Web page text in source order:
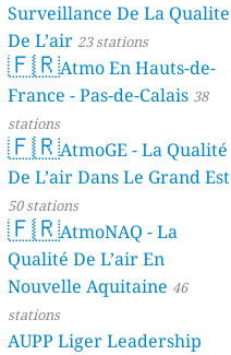
Surveillance De La Qualite
De L’air 23 stations
🇫🇷Atmo En Hauts-de-
France - Pas-de-Calais 38
stations
🇫🇷AtmoGE - La Qualité
De L’air Dans Le Grand Est
50 stations
🇫🇷AtmoNAQ - La
Qualité De L’air En
Nouvelle Aquitaine 46
stations
AUPP Liger Leadership